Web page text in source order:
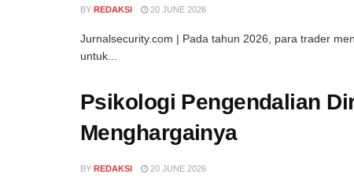
BY REDAKSI 20 JUNE 2026
Jurnalsecurity.com | Pada tahun 2026, para trader
untuk...
Psikologi Pengendalian
Menghargainya
BY REDAKSI 20 JUNE 2026